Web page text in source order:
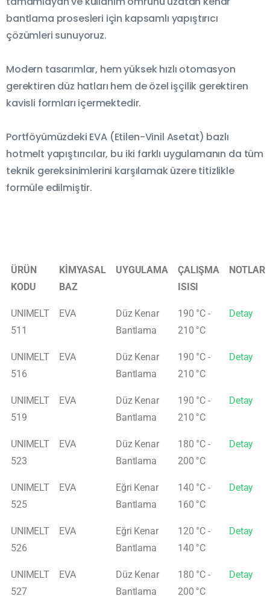
bantlama prosesleri için kapsamlı yapıştırıcı
çözümleri sunuyoruz.
Modern tasarımlar, hem yüksek hızlı otomasyon
gerektiren düz hatları hem de özel işçilik gerektiren
kavisli formları içermektedir.
Portföyümüzdeki EVA (Etilen-Vinil Asetat) bazlı
hotmelt yapıştırıcılar, bu iki farklı uygulamanın da tüm
teknik gereksinimlerini karşılamak üzere titizlikle
formüle edilmiştir.
ÜRÜN
KODU
KİMYASAL
BAZ
UYGULAMA
ÇALIŞMA
ISISI
NOTLAR
UNIMELT
511
EVA
Düz Kenar
Bantlama
190 °C -
210 °C
Detay
UNIMELT
516
EVA
Düz Kenar
Bantlama
190 °C -
210 °C
Detay
UNIMELT
519
EVA
Düz Kenar
Bantlama
190 °C -
210 °C
Detay
UNIMELT
523
EVA
Düz Kenar
Bantlama
180 °C -
200 °C
Detay
UNIMELT
525
EVA
Eğri Kenar
Bantlama
140 °C -
160 °C
Detay
UNIMELT
526
EVA
Eğri Kenar
Bantlama
120 °C -
140 °C
Detay
UNIMELT
527
EVA
Düz Kenar
Bantlama
180 °C -
200 °C
Detay
Canlı Destek
Merhaba! Size nasıl yardımcı olabilirim?